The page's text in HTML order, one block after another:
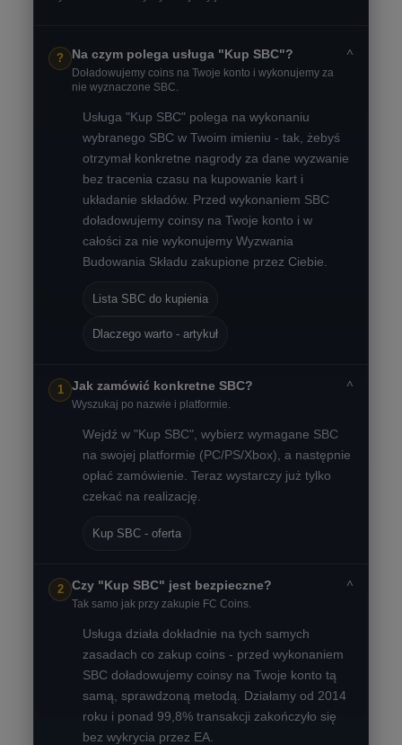
? Na czym polega usługa "Kup SBC"?
Doładowujemy coins na Twoje konto i wykonujemy za
nie wyznaczone SBC.
˅
Usługa "Kup SBC" polega na wykonaniu
wybranego SBC w Twoim imieniu - tak, żebyś
otrzymał konkretne nagrody za dane wyzwanie
bez tracenia czasu na kupowanie kart i
układanie składów. Przed wykonaniem SBC
doładowujemy coinsy na Twoje konto i w
całości za nie wykonujemy Wyzwania
Budowania Składu zakupione przez Ciebie.
Lista SBC do kupienia
Dlaczego warto - artykuł
1 Jak zamówić konkretne SBC?
Wyszukaj po nazwie i platformie.
˅
Wejdź w "Kup SBC", wybierz wymagane SBC
na swojej platformie (PC/PS/Xbox), a następnie
opłać zamówienie. Teraz wystarczy już tylko
czekać na realizację.
Kup SBC - oferta
2 Czy "Kup SBC" jest bezpieczne?
Tak samo jak przy zakupie FC Coins.
˅
Usługa działa dokładnie na tych samych
zasadach co zakup coins - przed wykonaniem
SBC doładowujemy coinsy na Twoje konto tą
samą, sprawdzoną metodą. Działamy od 2014
roku i ponad 99,8% transakcji zakończyło się
bez wykrycia przez EA.